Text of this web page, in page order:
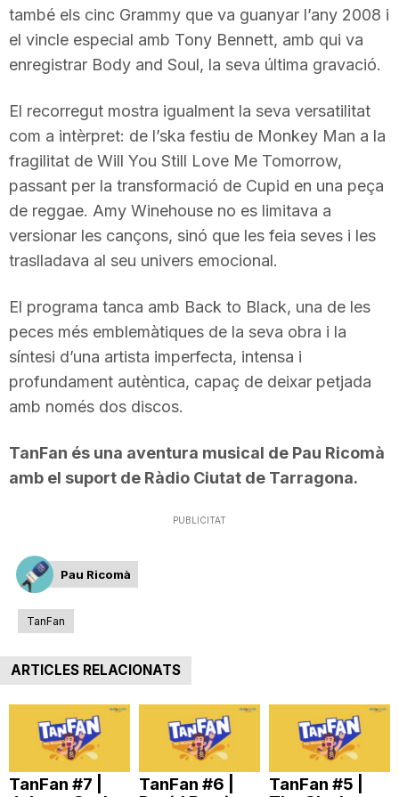
també els cinc Grammy que va guanyar l’any 2008 i
el vincle especial amb Tony Bennett, amb qui va
enregistrar Body and Soul, la seva última gravació.
El recorregut mostra igualment la seva versatilitat
com a intèrpret: de l’ska festiu de Monkey Man a la
fragilitat de Will You Still Love Me Tomorrow,
passant per la transformació de Cupid en una peça
de reggae. Amy Winehouse no es limitava a
versionar les cançons, sinó que les feia seves i les
traslladava al seu univers emocional.
El programa tanca amb Back to Black, una de les
peces més emblemàtiques de la seva obra i la
síntesi d’una artista imperfecta, intensa i
profundament autèntica, capaç de deixar petjada
amb només dos discos.
TanFan és una aventura musical de Pau Ricomà
amb el suport de Ràdio Ciutat de Tarragona.
PUBLICITAT
Pau Ricomà
TanFan
ARTICLES RELACIONATS
TanFan #7 |
TanFan #6 |
TanFan #5 |